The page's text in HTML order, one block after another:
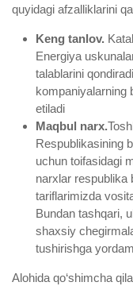
quyidagi afzalliklarini
Keng tanlov.
Energiya
talablarini
kompaniyalarning
etiladi
Maqbul narx.
Respublikasining
uchun toifasidagi
narxlar respublika
tariflarimizda
Bundan tashqari,
shaxsiy
tushirishga
Alohida qo‘shimcha